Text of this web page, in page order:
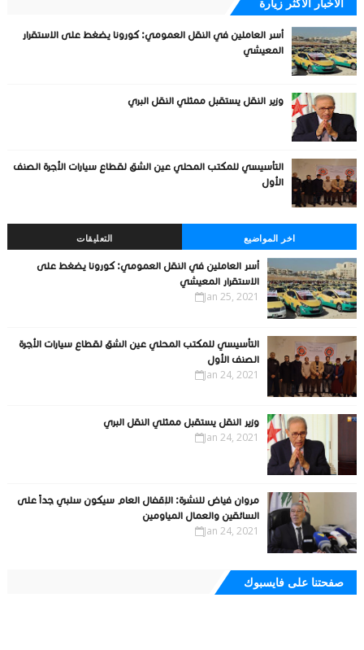
الأخبار الأكثر زيارة
أسر العاملين في النقل العمومي: كورونا يضغط على الاستقرار
المعيشي
وزير النقل يستقبل ممثلي النقل البري
التأسيسي للمكتب المحلي عين الشق لقطاع سيارات الأجرة الصنف
الأول
اخر المواضيع التعليقات
أسر العاملين في النقل العمومي: كورونا يضغط على
الاستقرار المعيشي
Jan 25, 2021
التأسيسي للمكتب المحلي عين الشق لقطاع سيارات الأجرة
الصنف الأول
Jan 24, 2021
وزير النقل يستقبل ممثلي النقل البري
Jan 24, 2021
مروان فياض للنشرة: الإقفال العام سيكون سلبي جداً على
السائقين والعمال المياومين
Jan 24, 2021
صفحتنا على فايسبوك